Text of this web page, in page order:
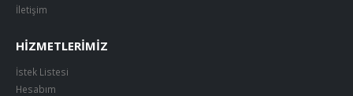
İletişim
HIZMETLERIMIZ
İstek Listesi
Hesabım